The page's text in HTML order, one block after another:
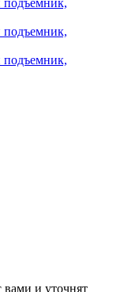
вами и уточнят